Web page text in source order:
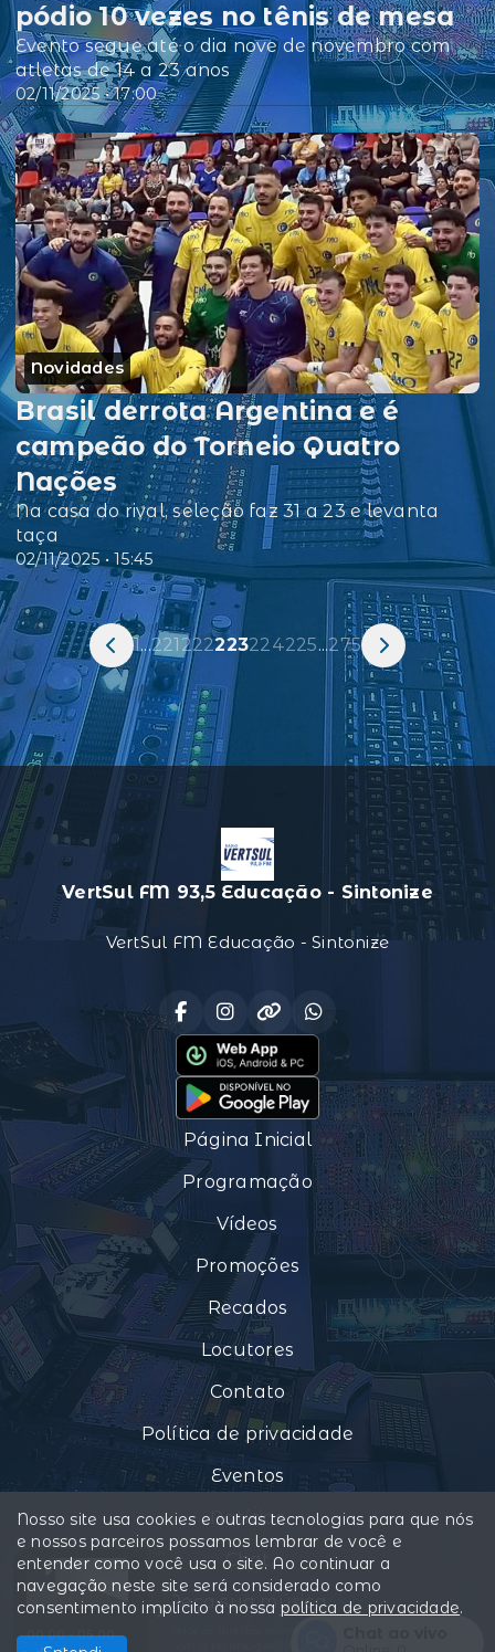
00:00 - 05:00
02/11/2025 • 17:00
pódio 10 vezes no tênis de mesa
Evento segue até o dia nove de novembro com
atletas de 14 a 23 anos
Novidades
02/11/2025 • 15:45
Brasil derrota Argentina e é
campeão do Torneio Quatro
Nações
Na casa do rival, seleção faz 31 a 23 e levanta
taça
1...221 222223224225...275
VertSul FM 93,5 Educação - Sintonize
VertSul FM Educação - Sintonize
Página Inicial
Programação
Vídeos
Promoções
Recados
Locutores
Contato
Política de privacidade
Eventos
Notícias
Chat
Peça sua música
Nosso site usa cookies e outras tecnologias para que nós
e nossos parceiros possamos lembrar de você e
entender como você usa o site. Ao continuar a
navegação neste site será considerado como
consentimento implícito à nossa política de privacidade.